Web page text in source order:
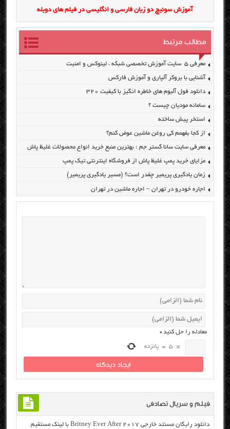
آموزش سوئیچ دو زبان فارسی و انگلیسی در فیلم های دوبله
مطالب مرتبط
معرفی ۵ سایت آموزش تخصصی شبکه ، لینوکس و امنیت
آشنایی با بروکر آلپاری و آموزش فارکس
دانلود فول آلبوم های خاطره انگیز با کیفیت ۳۲۰
سامانه مودیان چیست ؟
استخر پیش ساخته
از کجا بفهمم کی روغن ماشین عوض کنم؟
معرفی سایت سانا گستر جم : بهترین منبع خرید انواع محصولات غلیظ پاش
مزایای خرید پمپ غلیظ پاش از فروشگاه اینترنتی تیک پمپ
زمان یادگیری پریمیر چقدر است؟ (مسیر یادگیری پریمیر)
اجاره خودرو در تهران – اجاره ماشین در تهران
معادله را حل کنید*
×
5
= پانزده
فیلم و سریال تصادفی
دانلود رایگان مسنتد خارجی Britney Ever After 2017 با لینک مستقیم